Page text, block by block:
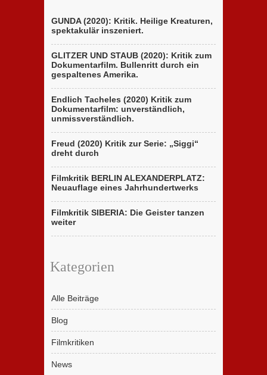
GUNDA (2020): Kritik. Heilige Kreaturen,
spektakulär inszeniert.
GLITZER UND STAUB (2020): Kritik zum
Dokumentarfilm. Bullenritt durch ein
gespaltenes Amerika.
Endlich Tacheles (2020) Kritik zum
Dokumentarfilm: unverständlich,
unmissverständlich.
Freud (2020) Kritik zur Serie: „Siggi“
dreht durch
Filmkritik BERLIN ALEXANDERPLATZ:
Neuauflage eines Jahrhundertwerks
Filmkritik SIBERIA: Die Geister tanzen
weiter
Kategorien
Alle Beiträge
Blog
Filmkritiken
News